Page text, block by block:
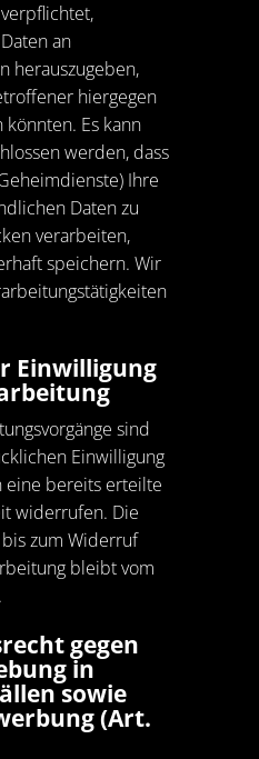
an
herauszugeben,
hiergegen
Es kann
werden, dass
Ihre
Daten zu
verarbeiten,
speichern. Wir
Einwilligung
sind
Einwilligung
eine bereits erteilte
widerrufen. Die
zum Widerruf
bleibt vom
gegen
in
sowie
(Art.